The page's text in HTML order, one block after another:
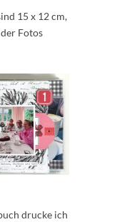
15 x 12 cm,
Fotos
drucke ich